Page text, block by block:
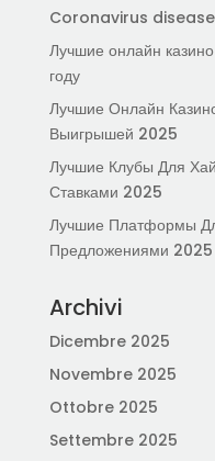
Coronavirus disease
Лучшие онлайн
году
Лучшие Онлайн
Выигрышей 2025
Лучшие Клубы Для
Ставками 2025
Лучшие Платформы
Предложениями 2025
Archivi
Dicembre 2025
Novembre 2025
Ottobre 2025
Settembre 2025